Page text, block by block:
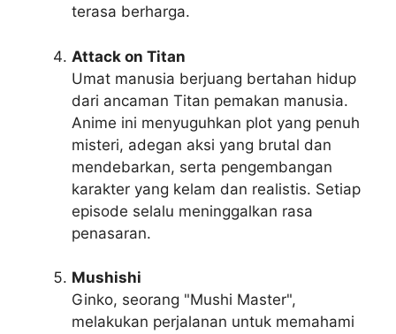
terasa berharga.
Attack on Titan
Umat manusia berjuang bertahan hidup
dari ancaman Titan pemakan manusia.
Anime ini menyuguhkan plot yang penuh
misteri, adegan aksi yang brutal dan
mendebarkan, serta pengembangan
karakter yang kelam dan realistis. Setiap
episode selalu meninggalkan rasa
penasaran.
Mushishi
Ginko, seorang "Mushi Master",
melakukan perjalanan untuk memahami